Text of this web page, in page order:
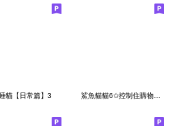
貓【日常篇】3 鯊魚貓貓6✩控制住購物的慾望